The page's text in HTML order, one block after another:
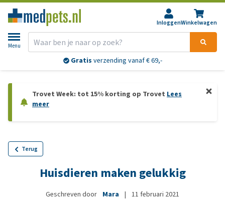
InloggenWinkelwagen
Menu
Gratis verzending vanaf € 69,-
Trovet Week: tot 15% korting op Trovet Lees
meer
Terug
Huisdieren maken gelukkig
Geschreven door Mara | 11 februari 2021